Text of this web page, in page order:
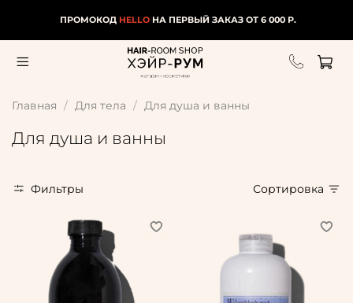
ПРОМОКОД HELLOНА ПЕРВЫЙ ЗАКАЗ ОТ 6 000 Р.
Главная Для тела Для душа и ванны
Для душа и ванны
Фильтры Сортировка